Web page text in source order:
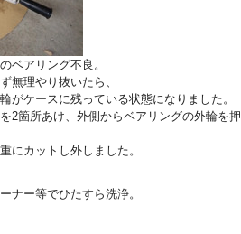
ベアリング不良。
無理やり抜いたら、
がケースに残っている状態になりました。
2箇所あけ、外側からベアリングの外輪を押
にカットし外しました。
ナー等でひたすら洗浄。